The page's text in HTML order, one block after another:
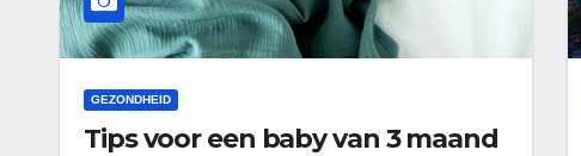
GEZONDHEID
Tips voor een baby van 3 maand